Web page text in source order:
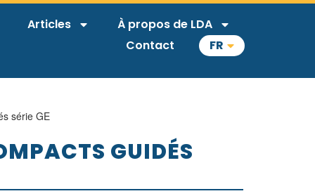
Articles
À propos de LDA
Contact
FR
série GE
GUIDÉS